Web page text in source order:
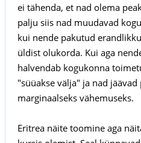
ei tähenda, et nad olema
palju siis nad muudavad
kui nende pakutud
üldist olukorda. Kui aga
halvendab kogukonna
"süüakse välja" ja nad jäävad
marginaalseks vähemuseks.
Eritrea näite toomine aga